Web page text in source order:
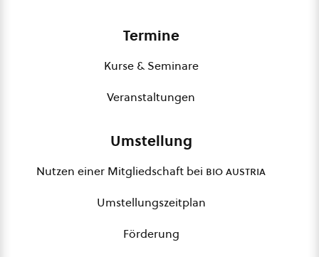
Termine
Kurse & Seminare
Veranstaltungen
Umstellung
Nutzen einer Mitgliedschaft bei bio austria
Umstellungszeitplan
Förderung